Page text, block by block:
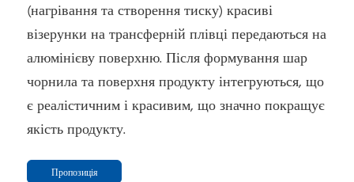
(нагрівання та створення тиску) красиві
візерунки на трансферній плівці передаються на
алюмінієву поверхню. Після формування шар
чорнила та поверхня продукту інтегруються, що
є реалістичним і красивим, що значно покращує
якість продукту.
Пропозиція